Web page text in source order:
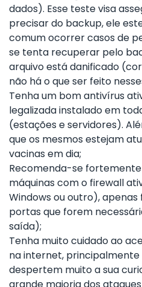
dados). Esse teste visa
precisar do backup, ele
comum ocorrer casos de
se tenta recuperar pelo
arquivo está danificado
não há o que ser feito
Tenha um bom antivírus
legalizada instalado em
(estações e servidores).
que os mesmos estejam
vacinas em dia;
Recomenda-se
máquinas com o firewall
Windows ou outro),
portas que forem
saída);
Tenha muito cuidado ao
na internet, principalmente
despertem muito a sua
grande maioria dos